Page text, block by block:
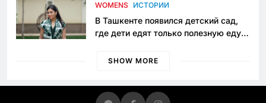
WOMENS ИСТОРИИ
В Ташкенте появился детский сад,
где дети едят только полезную еду.
просить «кашу без сахара»
SHOW MORE